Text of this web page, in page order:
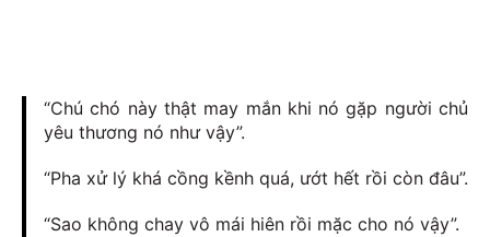
“Chú chó này thật may mắn khi nó gặp người chủ
yêu thương nó như vậy”.
“Pha xử lý khá cồng kềnh quá, ướt hết rồi còn đâu”.
“Sao không chay vô mái hiên rồi mặc cho nó vậy”.